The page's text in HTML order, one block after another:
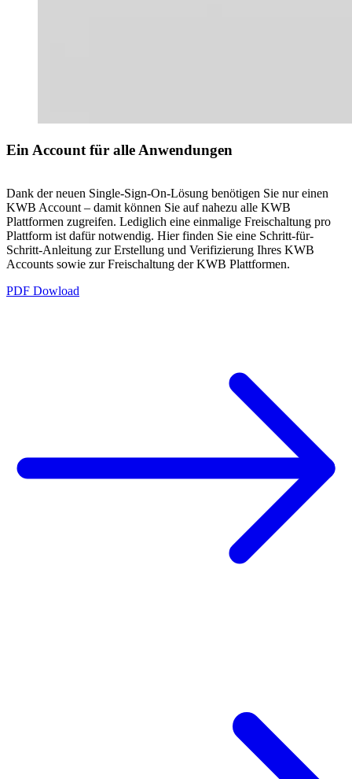
Ein Account für alle Anwendungen
Dank der neuen Single-Sign-On-Lösung benötigen Sie nur einen
KWB Account – damit können Sie auf nahezu alle KWB
Plattformen zugreifen. Lediglich eine einmalige Freischaltung pro
Plattform ist dafür notwendig. Hier finden Sie eine Schritt-für-
Schritt-Anleitung zur Erstellung und Verifizierung Ihres KWB
Accounts sowie zur Freischaltung der KWB Plattformen.
PDF Dowload